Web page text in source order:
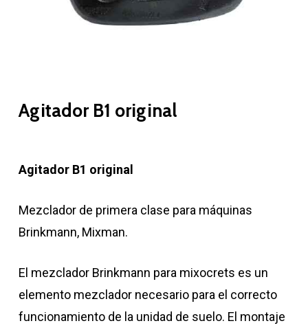
Agitador B1 original
Agitador B1 original
Mezclador de primera clase para máquinas
Brinkmann, Mixman.
El mezclador Brinkmann para mixocrets es un
elemento mezclador necesario para el correcto
funcionamiento de la unidad de suelo. El montaje